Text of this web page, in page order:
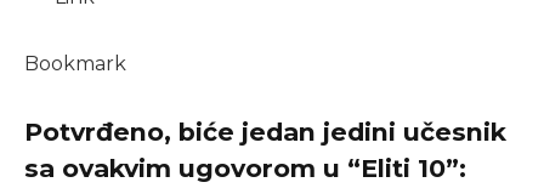
Bookmark
Potvrđeno, biće jedan jedini učesnik
sa ovakvim ugovorom u “Eliti 10”: